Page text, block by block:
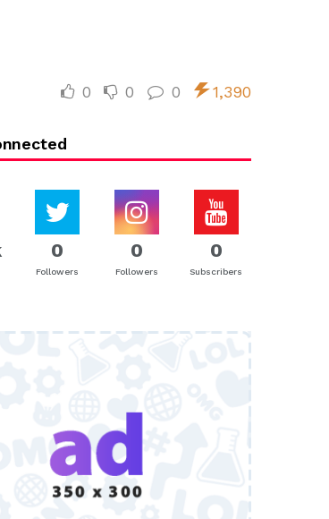
0 0 0 1,390
0
Followers
0
Followers
0
Subscribers